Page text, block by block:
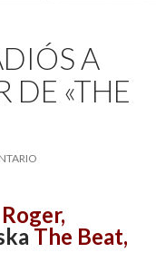
A
DE «THE
The Beat,